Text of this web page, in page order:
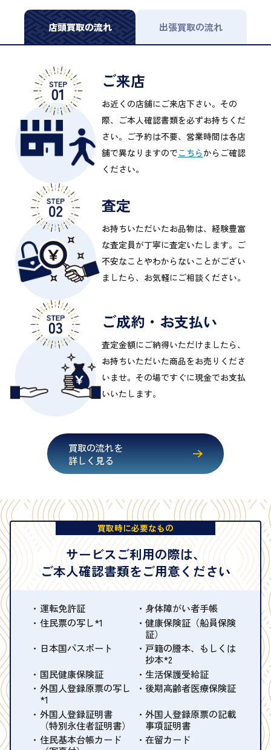
店頭買取の流れ 出張買取の流れ
ご来店
お近くの店舗にご来店下さい。その
際、ご本人確認書類を必ずお持ちくだ
さい。ご予約は不要、営業時間は各店
舗で異なりますのでこちらからご確認
ください。
査定
お持ちいただいたお品物は、経験豊富
な査定員が丁寧に査定いたします。ご
不安なことやわからないことがござい
ましたら、お気軽にご相談ください。
ご成約・お支払い
査定金額にご納得いただけましたら、
お持ちいただいた商品をお売りくださ
いませ。その場ですぐに現金でお支払
いいたします。
買取の流れを
詳しく見る
買取時に必要なもの
サービスご利用の際は、
ご本人確認書類をご用意ください
運転免許証
身体障がい者手帳
住民票の写し*1
健康保険証（船員保険
証）
日本国パスポート
戸籍の謄本、もしくは
抄本*2
国民健康保険証
生活保護受給証
外国人登録原票の写し
*1
後期高齢者医療保険証
外国人登録証明書
（特別永住者証明書）
外国人登録原票の記載
事項証明書
住民基本台帳カード
在留カード